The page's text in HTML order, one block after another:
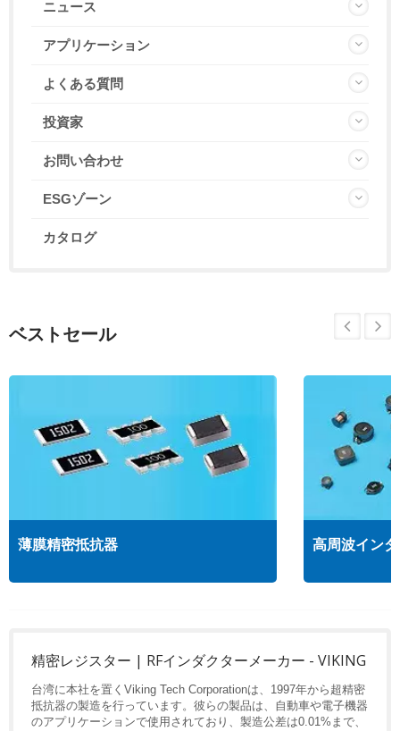
ニュース
アプリケーション
よくある質問
投資家
お問い合わせ
ESGゾーン
カタログ
ベストセール
薄膜精密抵抗器 高周波イン
精密レジスター | RFインダクターメーカー - VIKING
台湾に本社を置くViking Tech Corporationは、1997年から超精密
抵抗器の製造を行っています。彼らの製品は、自動車や電子機器
のアプリケーションで使用されており、製造公差は0.01%まで、